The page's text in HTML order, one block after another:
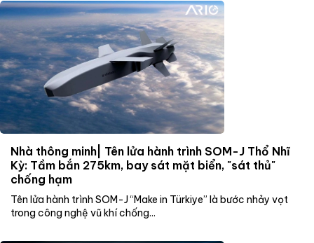
Nhà thông minh| Tên lửa hành trình SOM-J Thổ Nhĩ
Kỳ: Tầm bắn 275km, bay sát mặt biển, "sát thủ"
chống hạm
Tên lửa hành trình SOM-J “Make in Türkiye” là bước nhảy vọt
trong công nghệ vũ khí chống...